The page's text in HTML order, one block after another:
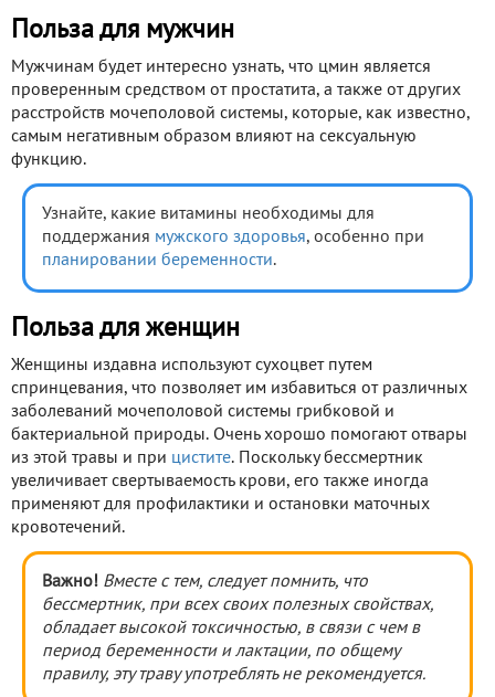
Польза для мужчин
Мужчинам будет интересно узнать, что цмин является
проверенным средством от простатита, а также от других
расстройств мочеполовой системы, которые, как известно,
самым негативным образом влияют на сексуальную
функцию.
Узнайте, какие витамины необходимы для
поддержания мужского здоровья, особенно при
планировании беременности.
Польза для женщин
Женщины издавна используют сухоцвет путем
спринцевания, что позволяет им избавиться от различных
заболеваний мочеполовой системы грибковой и
бактериальной природы. Очень хорошо помогают отвары
из этой травы и при цистите. Поскольку бессмертник
увеличивает свертываемость крови, его также иногда
применяют для профилактики и остановки маточных
кровотечений.
Важно! Вместе с тем, следует помнить, что
бессмертник, при всех своих полезных свойствах,
обладает высокой токсичностью, в связи с чем в
период беременности и лактации, по общему
правилу, эту траву употреблять не рекомендуется.